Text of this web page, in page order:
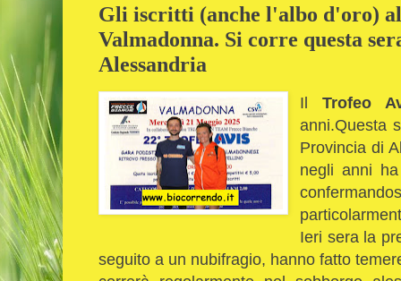
Gli iscritti (anche l'albo d'oro) al
Valmadonna. Si corre questa
Alessandria
Il Trofeo
anni.Questa
Provincia di
negli anni
Ieri sera la
seguito a un nubifragio, hanno fatto